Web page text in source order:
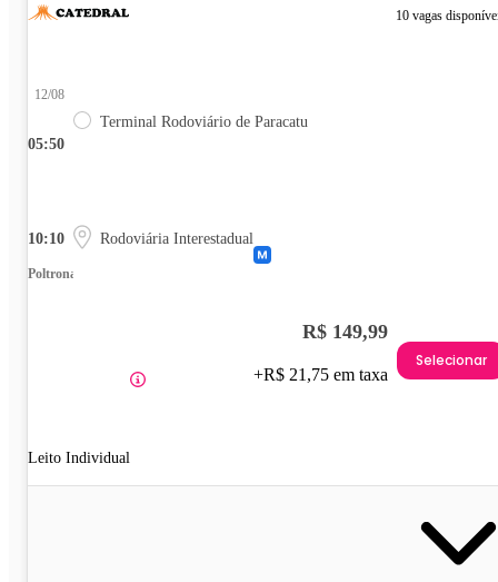
10 vagas
05:50
12/08
Terminal Rodoviário de Paracatu
10:10 Rodoviária Interestadual
Poltrona
Leito Individual
R$ 149,99
+R$ 21,75 em taxa
Selecionar